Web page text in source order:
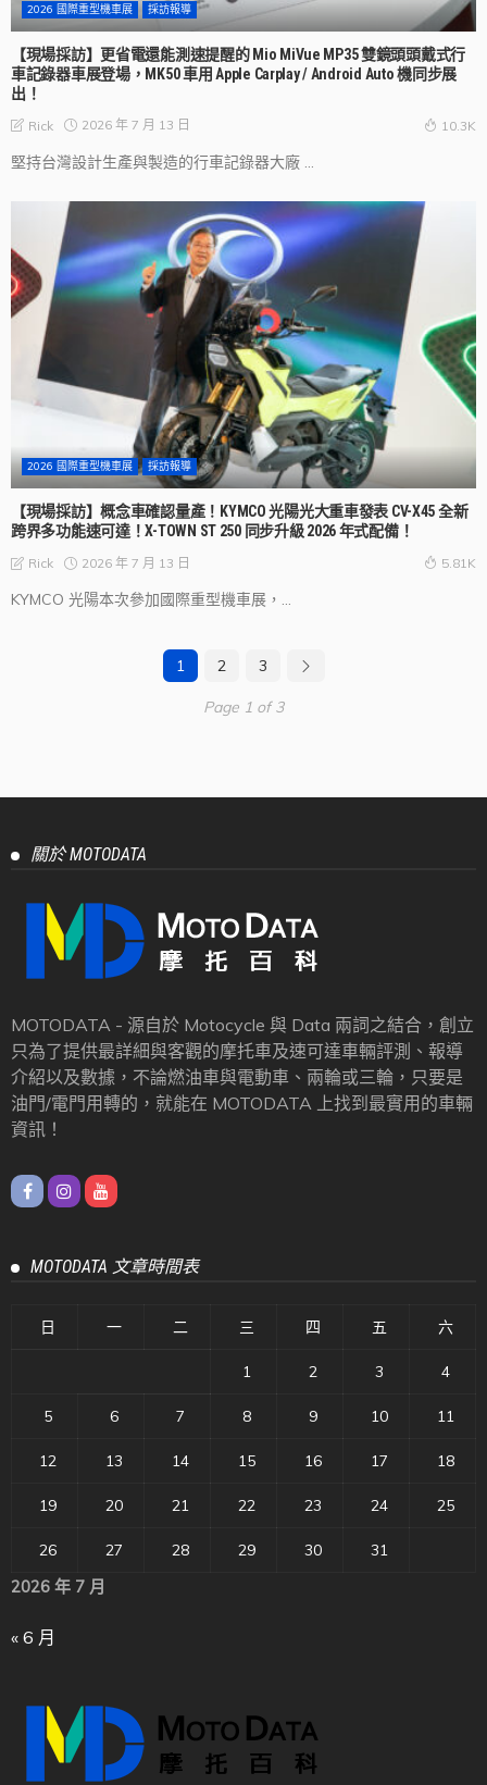
2026 國際重型機車展 採訪報導
【現場採訪】更省電還能測速提醒的 Mio MiVue MP35 雙鏡頭頭戴式行
車記錄器車展登場，MK50 車用 Apple Carplay / Android Auto 機同步展
出！
Rick 2026 年 7 月 13 日 10.3K
堅持台灣設計生產與製造的行車記錄器大廠 ...
2026 國際重型機車展 採訪報導
【現場採訪】概念車確認量產！KYMCO 光陽光大重車發表 CV-X45 全新
跨界多功能速可達！X-TOWN ST 250 同步升級 2026 年式配備！
Rick 2026 年 7 月 13 日 5.81K
KYMCO 光陽本次參加國際重型機車展，...
1 2 3
Page 1 of 3
關於 MOTODATA
MOTODATA - 源自於 Motocycle 與 Data 兩詞之結合，創立
只為了提供最詳細與客觀的摩托車及速可達車輛評測、報導
介紹以及數據，不論燃油車與電動車、兩輪或三輪，只要是
油門/電門用轉的，就能在 MOTODATA 上找到最實用的車輛
資訊！
MOTODATA 文章時間表
2026 年 7 月
日 一 二 三 四 五 六
1 2 3 4
5 6 7 8 9 10 11
12 13 14 15 16 17 18
19 20 21 22 23 24 25
26 27 28 29 30 31
« 6 月